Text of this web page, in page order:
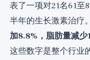
表了一项对21名61至
半年的生长激素治疗。
加8.8%，脂肪量减
这些数字是整个行业